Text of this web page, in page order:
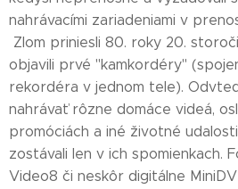
nahrávacími zariadeniami v
Zlom priniesli 80. roky 20.
objavili prvé "kamkordéry"
rekordéra v jednom tele).
nahrávať rôzne domáce videá,
promóciách a iné životné
zostávali len v ich spomienkach.
Video8 či neskôr digitálne